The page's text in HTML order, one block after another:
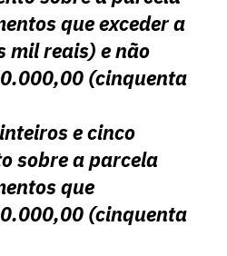
que exceder a
mil reais) e não
(cinquenta
e cinco
sobre a parcela
que
(cinquenta